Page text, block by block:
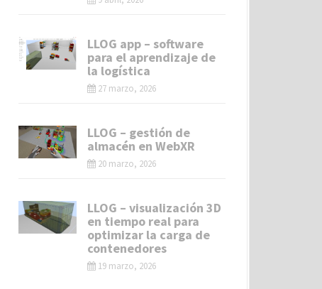
LLOG app – software
para el aprendizaje de
la logística
27 marzo, 2026
LLOG – gestión de
almacén en WebXR
20 marzo, 2026
LLOG – visualización 3D
en tiempo real para
optimizar la carga de
contenedores
19 marzo, 2026